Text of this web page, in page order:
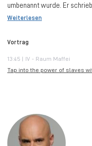
umbenannt wurde. Er
Weiterlesen
Vortrag
13:45 | IV - Raum Maffei
Tap into the power of slaves